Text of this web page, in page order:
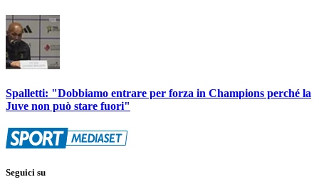
Spalletti: "Dobbiamo entrare per forza in Champions perché la
Juve non può stare fuori"
Seguici su